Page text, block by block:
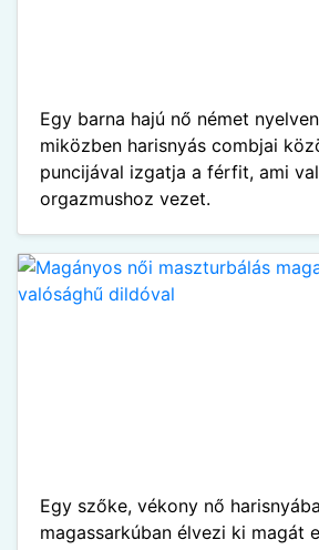
Egy barna hajú nő német
miközben harisnyás combjai
puncijával izgatja a férfit, ami
orgazmushoz vezet.
Egy szőke, vékony nő
magassarkúban élvezi ki magát